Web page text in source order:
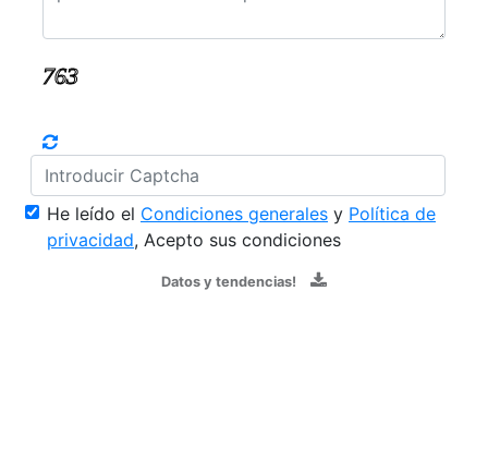
He leído el Condiciones generales y Política de
privacidad, Acepto sus condiciones
Datos y tendencias!